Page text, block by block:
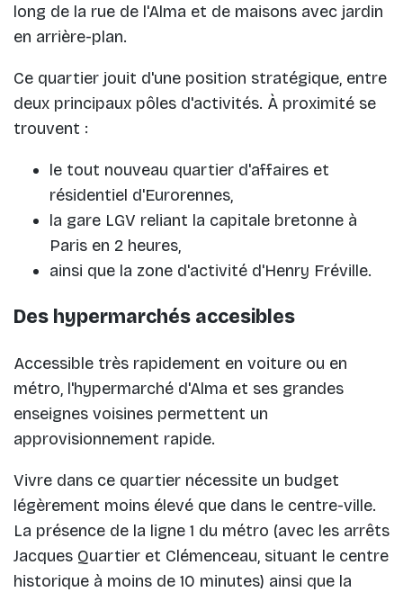
long de la rue de l'Alma et de maisons avec jardin
en arrière-plan.
Ce quartier jouit d'une position stratégique, entre
deux principaux pôles d'activités. À proximité se
trouvent :
le tout nouveau quartier d'affaires et
résidentiel d'Eurorennes,
la gare LGV reliant la capitale bretonne à
Paris en 2 heures,
ainsi que la zone d'activité d'Henry Fréville.
Des hypermarchés accesibles
Accessible très rapidement en voiture ou en
métro, l'hypermarché d'Alma et ses grandes
enseignes voisines permettent un
approvisionnement rapide.
Vivre dans ce quartier nécessite un budget
légèrement moins élevé que dans le centre-ville.
La présence de la ligne 1 du métro (avec les arrêts
Jacques Quartier et Clémenceau, situant le centre
historique à moins de 10 minutes) ainsi que la